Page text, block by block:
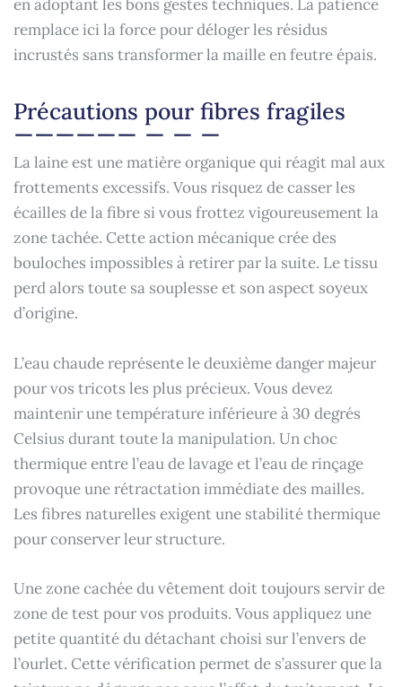
en adoptant les bons gestes techniques. La patience
remplace ici la force pour déloger les résidus
incrustés sans transformer la maille en feutre épais.
Précautions pour fibres fragiles
La laine est une matière organique qui réagit mal aux
frottements excessifs. Vous risquez de casser les
écailles de la fibre si vous frottez vigoureusement la
zone tachée. Cette action mécanique crée des
bouloches impossibles à retirer par la suite. Le tissu
perd alors toute sa souplesse et son aspect soyeux
d’origine.
L’eau chaude représente le deuxième danger majeur
pour vos tricots les plus précieux. Vous devez
maintenir une température inférieure à 30 degrés
Celsius durant toute la manipulation. Un choc
thermique entre l’eau de lavage et l’eau de rinçage
provoque une rétractation immédiate des mailles.
Les fibres naturelles exigent une stabilité thermique
pour conserver leur structure.
Une zone cachée du vêtement doit toujours servir de
zone de test pour vos produits. Vous appliquez une
petite quantité du détachant choisi sur l’envers de
l’ourlet. Cette vérification permet de s’assurer que la